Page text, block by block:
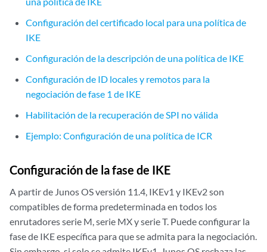
Configuración del certificado local para una política de
IKE
Configuración de la descripción de una política de IKE
Configuración de ID locales y remotos para la
negociación de fase 1 de IKE
Habilitación de la recuperación de SPI no válida
Ejemplo: Configuración de una política de ICR
Configuración de la fase de IKE
A partir de Junos OS versión 11.4, IKEv1 y IKEv2 son
compatibles de forma predeterminada en todos los
enrutadores serie M, serie MX y serie T. Puede configurar la
fase de IKE específica para que se admita para la negociación.